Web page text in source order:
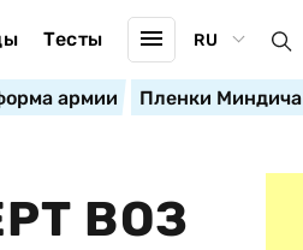
Тесты RU
армии Пленки Миндича
ВОЗ